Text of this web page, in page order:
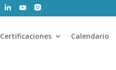
Certificaciones Calendario